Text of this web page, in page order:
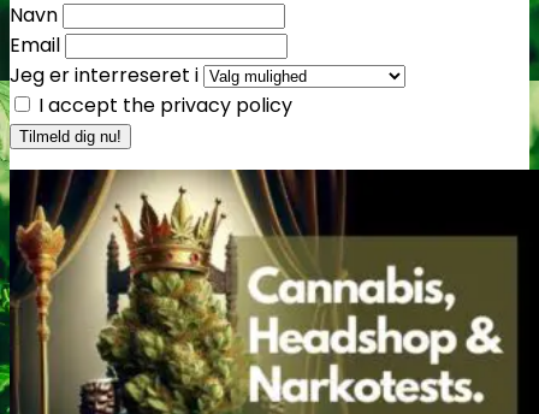
Navn
Email
Jeg er interreseret i
I accept the privacy policy